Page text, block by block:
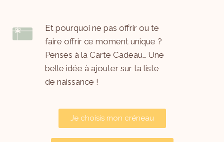
Et pourquoi ne pas offrir ou te
faire offrir ce moment unique ?
Penses à la Carte Cadeau… Une
belle idée à ajouter sur ta liste
de naissance !
Je choisis mon créneau